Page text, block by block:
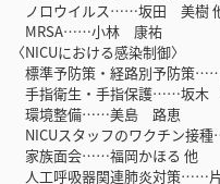
ノロウイルス……坂田 美樹
MRSA……小林 康祐
〈NICUにおける感染制御〉
標準予防策・経路別予防策
手指衛生・手指保護……坂木
環境整備……美島 路恵
NICUスタッフのワクチン接
家族面会……福岡かほる 他
人工呼吸器関連肺炎対策……